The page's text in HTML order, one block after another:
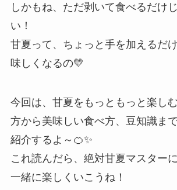
しかもね、ただ剥いて食べるだけ
い！
甘夏って、ちょっと手を加えるだ
味しくなるの💛
今回は、甘夏をもっともっと楽し
方から美味しい食べ方、豆知識ま
紹介するよ～🍊✨
これ読んだら、絶対甘夏マスター
一緒に楽しくいこうね！